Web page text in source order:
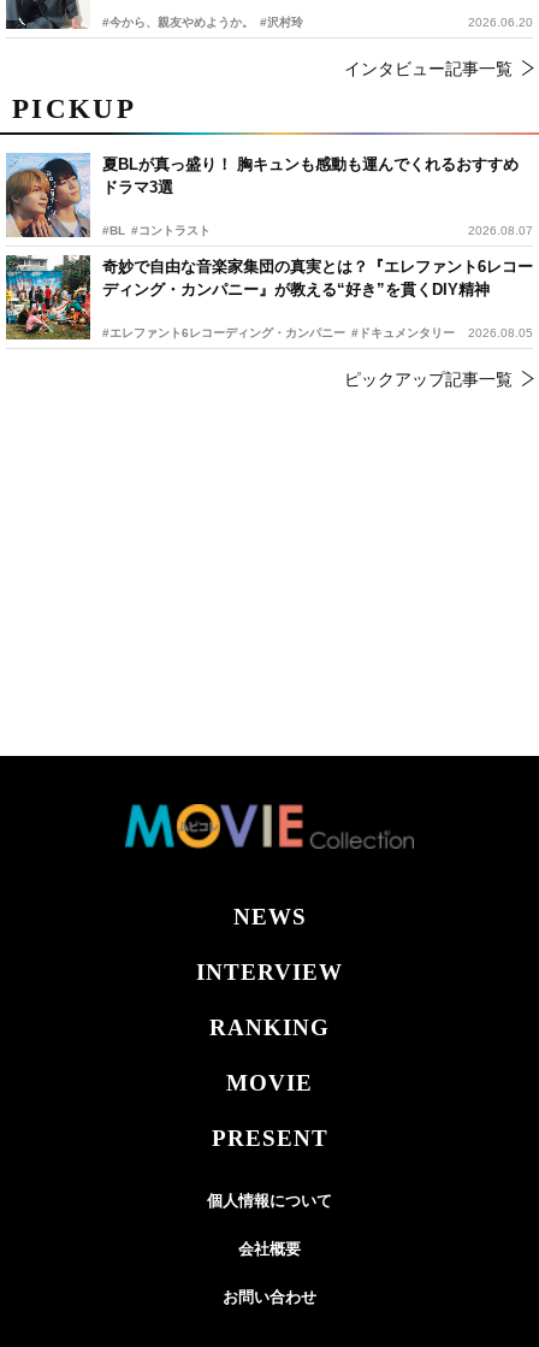
PICKUP
夏BLが真っ盛り！ 胸キュンも感動も運んでくれるおすすめ
ドラマ3選
#BL #コントラスト 2026.08.07
奇妙で自由な音楽家集団の真実とは？『エレファント6レコー
ディング・カンパニー』が教える“好き”を貫くDIY精神
#エレファント6レコーディング・カンパニー #ドキュメンタリー 2026.08.05
ピックアップ記事一覧
#今から、親友やめようか。 #沢村玲 2026.06.20
インタビュー記事一覧
NEWS
INTERVIEW
RANKING
MOVIE
PRESENT
個人情報について
会社概要
お問い合わせ